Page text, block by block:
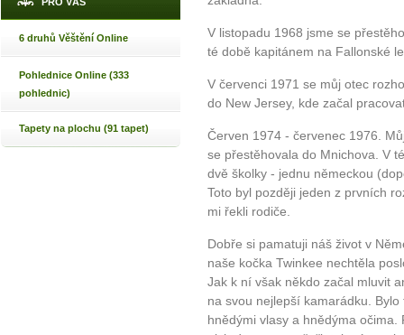
6 druhů Věštění Online
Pohlednice Online (333
pohlednic)
Tapety na plochu (91 tapet)
V listopadu 1968 jsme se
té době kapitánem na Fallonské
V červenci 1971 se můj otec
do New Jersey, kde začal
Červen 1974 - červenec 1976.
se přestěhovala do Mnichova. V
dvě školky - jednu německou
Toto byl později jeden z prvních
mi řekli rodiče.
Dobře si pamatuji náš život v
naše kočka Twinkee nechtěla
Jak k ní však někdo začal mluvit
na svou nejlepší kamarádku.
hnědými vlasy a hnědýma